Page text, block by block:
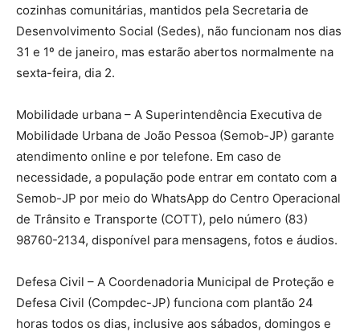
cozinhas comunitárias, mantidos pela Secretaria de
Desenvolvimento Social (Sedes), não funcionam nos dias
31 e 1º de janeiro, mas estarão abertos normalmente na
sexta-feira, dia 2.
Mobilidade urbana – A Superintendência Executiva de
Mobilidade Urbana de João Pessoa (Semob-JP) garante
atendimento online e por telefone. Em caso de
necessidade, a população pode entrar em contato com a
Semob-JP por meio do WhatsApp do Centro Operacional
de Trânsito e Transporte (COTT), pelo número (83)
98760-2134, disponível para mensagens, fotos e áudios.
Defesa Civil – A Coordenadoria Municipal de Proteção e
Defesa Civil (Compdec-JP) funciona com plantão 24
horas todos os dias, inclusive aos sábados, domingos e